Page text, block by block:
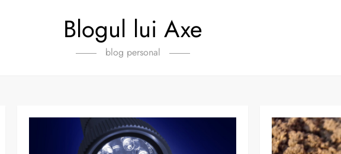
Blogul lui Axe
blog personal